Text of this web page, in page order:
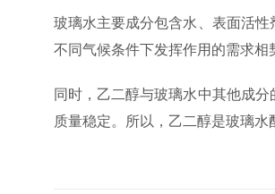
玻璃水主要成分包含水、表面活
不同气候条件下发挥作用的需求相
同时，乙二醇与玻璃水中其他成
质量稳定。所以，乙二醇是玻璃水